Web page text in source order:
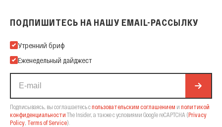
ПОДПИШИТЕСЬ НА НАШУ EMAIL-РАССЫЛКУ
Подпишитесь на нашу Email-рассылку
Утренний бриф
Еженедельный дайджест
Подписываясь, вы соглашаетесь спользовательским соглашением и политикой
конфиденциальности The Insider, а также с условиями Google reCAPTCHA (Privacy
Policy, Terms of Service).